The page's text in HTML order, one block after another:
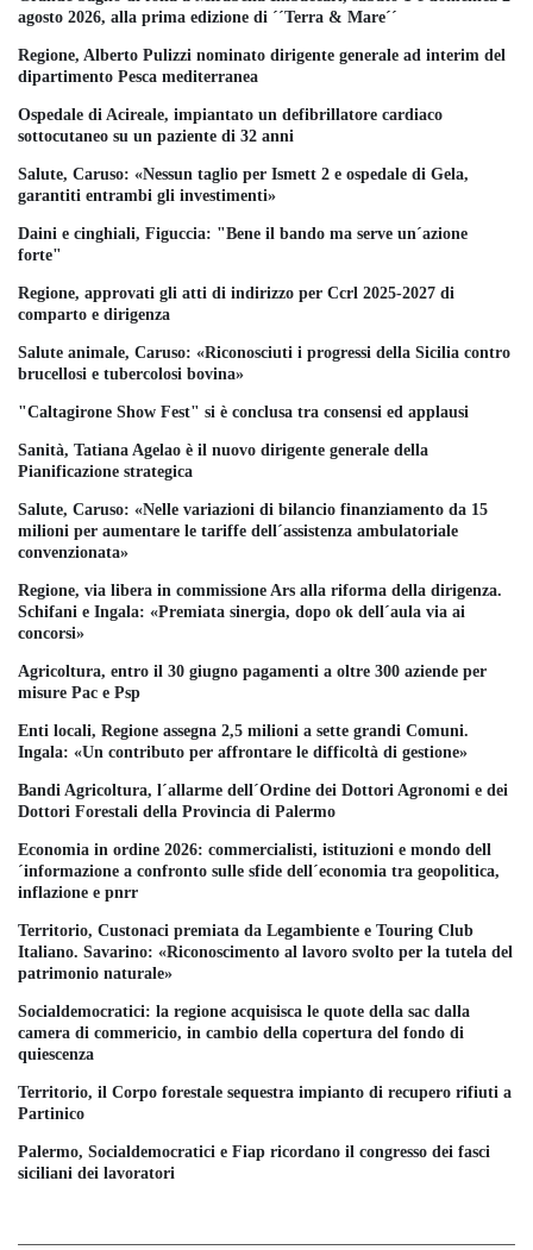
agosto 2026, alla prima edizione di ´´Terra & Mare´´
Regione, Alberto Pulizzi nominato dirigente generale ad interim del
dipartimento Pesca mediterranea
Ospedale di Acireale, impiantato un defibrillatore cardiaco
sottocutaneo su un paziente di 32 anni
Salute, Caruso: «Nessun taglio per Ismett 2 e ospedale di Gela,
garantiti entrambi gli investimenti»
Daini e cinghiali, Figuccia: "Bene il bando ma serve un´azione
forte"
Regione, approvati gli atti di indirizzo per Ccrl 2025-2027 di
comparto e dirigenza
Salute animale, Caruso: «Riconosciuti i progressi della Sicilia contro
brucellosi e tubercolosi bovina»
"Caltagirone Show Fest" si è conclusa tra consensi ed applausi
Sanità, Tatiana Agelao è il nuovo dirigente generale della
Pianificazione strategica
Salute, Caruso: «Nelle variazioni di bilancio finanziamento da 15
milioni per aumentare le tariffe dell´assistenza ambulatoriale
convenzionata»
Regione, via libera in commissione Ars alla riforma della dirigenza.
Schifani e Ingala: «Premiata sinergia, dopo ok dell´aula via ai
concorsi»
Agricoltura, entro il 30 giugno pagamenti a oltre 300 aziende per
misure Pac e Psp
Enti locali, Regione assegna 2,5 milioni a sette grandi Comuni.
Ingala: «Un contributo per affrontare le difficoltà di gestione»
Bandi Agricoltura, l´allarme dell´Ordine dei Dottori Agronomi e dei
Dottori Forestali della Provincia di Palermo
Economia in ordine 2026: commercialisti, istituzioni e mondo dell
´informazione a confronto sulle sfide dell´economia tra geopolitica,
inflazione e pnrr
Territorio, Custonaci premiata da Legambiente e Touring Club
Italiano. Savarino: «Riconoscimento al lavoro svolto per la tutela del
patrimonio naturale»
Socialdemocratici: la regione acquisisca le quote della sac dalla
camera di commericio, in cambio della copertura del fondo di
quiescenza
Territorio, il Corpo forestale sequestra impianto di recupero rifiuti a
Partinico
Palermo, Socialdemocratici e Fiap ricordano il congresso dei fasci
siciliani dei lavoratori